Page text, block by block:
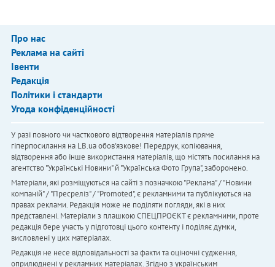
Про нас
Реклама на сайті
Івенти
Редакція
Політики і стандарти
Угода конфіденційності
У разі повного чи часткового відтворення матеріалів пряме
гіперпосилання на LB.ua обов'язкове! Передрук, копіювання,
відтворення або інше використання матеріалів, що містять посилання на
агентство "Українськi Новини" й "Українська Фото Група", заборонено.
Матеріали, які розміщуються на сайті з позначкою "Реклама" / "Новини
компаній" / "Пресреліз" / "Promoted", є рекламними та публікуються на
правах реклами. Редакція може не поділяти погляди, які в них
представлені. Матеріали з плашкою СПЕЦПРОЄКТ є рекламними, проте
редакція бере участь у підготовці цього контенту і поділяє думки,
висловлені у цих матеріалах.
Редакція не несе відповідальності за факти та оціночні судження,
оприлюднені у рекламних матеріалах. Згідно з українським